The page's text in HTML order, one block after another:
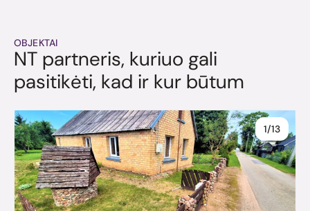
OBJEKTAI
NT partneris, kuriuo gali
pasitikėti, kad ir kur būtum
1/13